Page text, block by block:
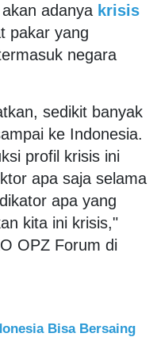
adanya krisis
pakar yang
negara
sedikit banyak
ke Indonesia.
profil krisis ini
apa saja selama
apa yang
kita ini krisis,"
OPZ Forum di
Bisa Bersaing